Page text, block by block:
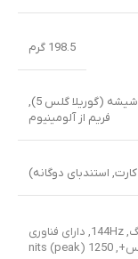
198.5 گرم
(گوریلا گلس 5)
,
فریم از آلومینیوم
استندبای دوگانه)
OLED, با 1 میلیارد رنگ, 144Hz, دارای فناوری